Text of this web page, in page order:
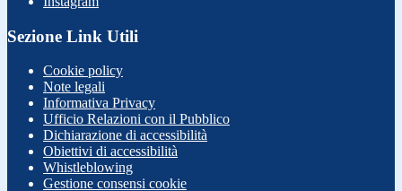
Sezione Link Utili
Cookie policy
Note legali
Informativa Privacy
Ufficio Relazioni con il Pubblico
Dichiarazione di accessibilità
Obiettivi di accessibilità
Whistleblowing
Gestione consensi cookie